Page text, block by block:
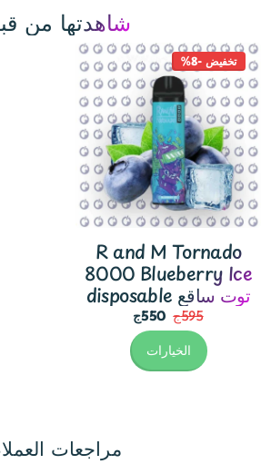
شاهدتها من
تخفيض -8%
R and M Tornado
8000 Blueberry Ice
disposable توت ساقع
595ج
550ج
الخيارات
مراجعات